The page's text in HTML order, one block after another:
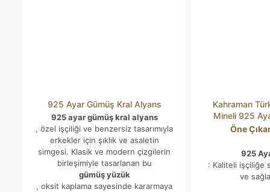
925 Ayar Gümüş Kral Alyans
925 ayar gümüş kral alyans
, özel işçiliği ve benzersiz tasarımıyla
erkekler için şıklık ve asaletin
simgesi. Klasik ve modern çizgilerin
birleşimiyle tasarlanan bu
gümüş yüzük
, oksit kaplama sayesinde kararmaya
Kahraman
Mineli 925
Öne
925
: Kaliteli işçiliğe
ve